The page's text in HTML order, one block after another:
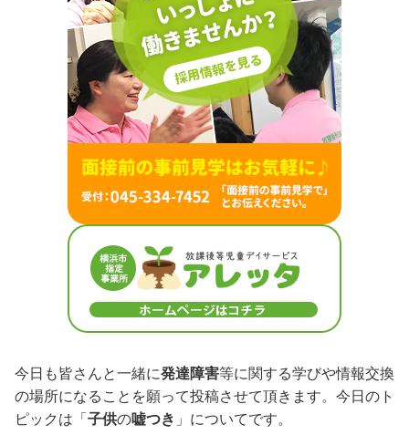
今日も皆さんと一緒に発達障害等に関する学びや情報交換
の場所になることを願って投稿させて頂きます。今日のト
ピックは「子供の嘘つき 」についてです。